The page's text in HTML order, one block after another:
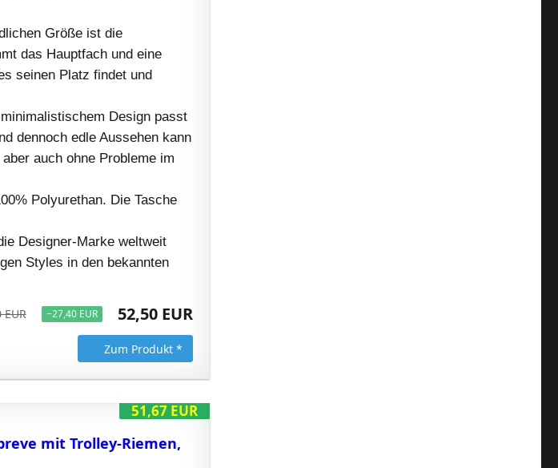
Größe ist die
das Hauptfach und eine
seinen Platz findet und
Design passt
dennoch edle Aussehen kann
auch ohne Probleme im
Polyurethan. Die Tasche
Designer-Marke weltweit
Styles in den bekannten
EUR −27,40 EUR 52,50 EUR
Zum Produkt *
51,67 EUR
mit Trolley-Riemen,